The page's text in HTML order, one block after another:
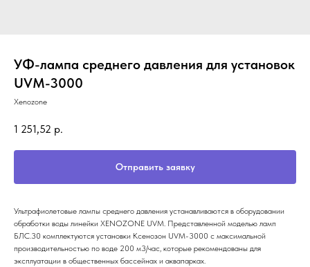
УФ-лампа среднего давления для установок
UVM-3000
Xenozone
1 251,52 р.
Отправить заявку
Ультрафиолетовые лампы среднего давления устанавливаются в оборудовании
обработки воды линейки XENOZONE UVM. Представленной моделью ламп
БЛС.30 комплектуются установки Ксенозон UVM-3000 с максимальной
производительностью по воде 200 м3/час, которые рекомендованы для
эксплуатации в общественных бассейнах и аквапарках.